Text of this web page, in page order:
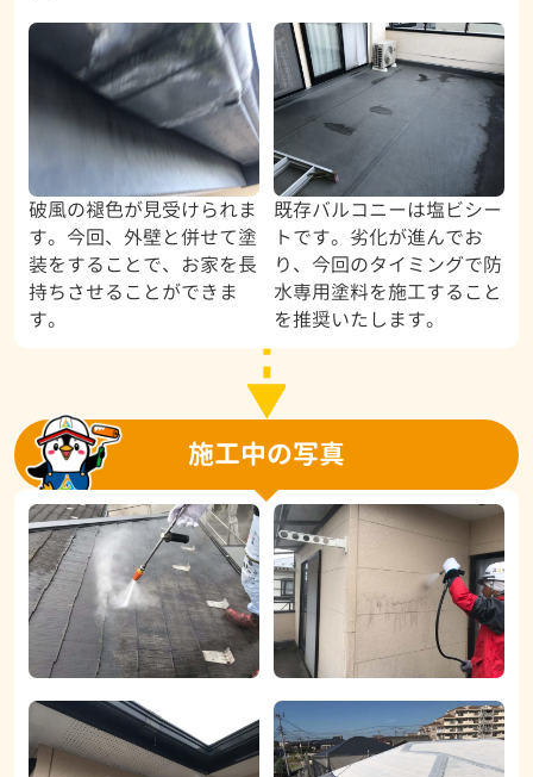
破風の褪色が見受けられま
す。今回、外壁と併せて塗
装をすることで、お家を長
持ちさせることができま
す。
既存バルコニーは塩ビシー
トです。劣化が進んでお
り、今回のタイミングで防
水専用塗料を施工すること
を推奨いたします。
施工中の写真